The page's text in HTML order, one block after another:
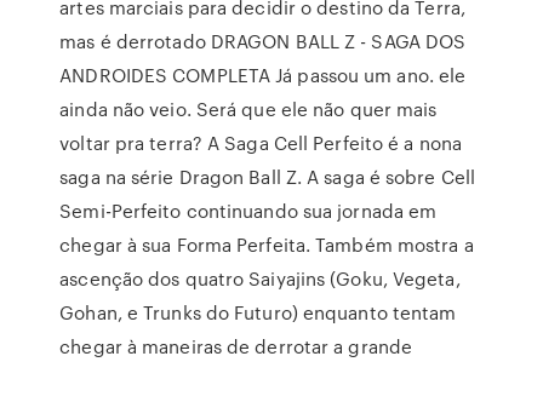
artes marciais para decidir o destino da Terra,
mas é derrotado DRAGON BALL Z - SAGA DOS
ANDROIDES COMPLETA Já passou um ano. ele
ainda não veio. Será que ele não quer mais
voltar pra terra? A Saga Cell Perfeito é a nona
saga na série Dragon Ball Z. A saga é sobre Cell
Semi-Perfeito continuando sua jornada em
chegar à sua Forma Perfeita. Também mostra a
ascenção dos quatro Saiyajins (Goku, Vegeta,
Gohan, e Trunks do Futuro) enquanto tentam
chegar à maneiras de derrotar a grande